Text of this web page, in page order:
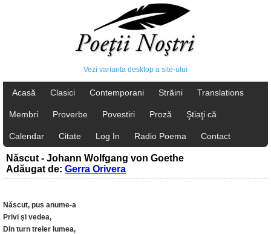
Vezi varianta desktop a site-ului
Acasă Clasici Contemporani Străini Translations
Membri Proverbe Povestiri Proză Ştiaţi că
Calendar Citate Log In Radio Poema Contact
Născut - Johann Wolfgang von Goethe
Adăugat de: Gerra Orivera
Născut, pus anume-a
Privi și vedea,
Din turn treier lumea,